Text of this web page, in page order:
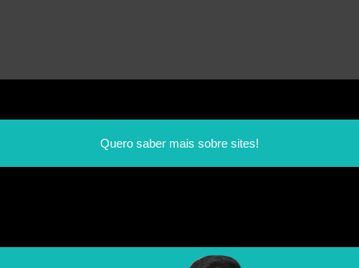
Quero saber mais sobre sites!